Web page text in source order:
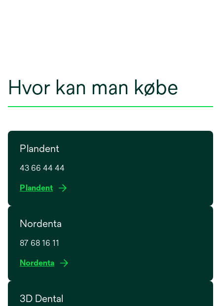
Hvor kan man købe
Plandent
43 66 44 44
Plandento
n
i
e
Nordenta
87 68 16 11
Nordentao
n
3D Dental